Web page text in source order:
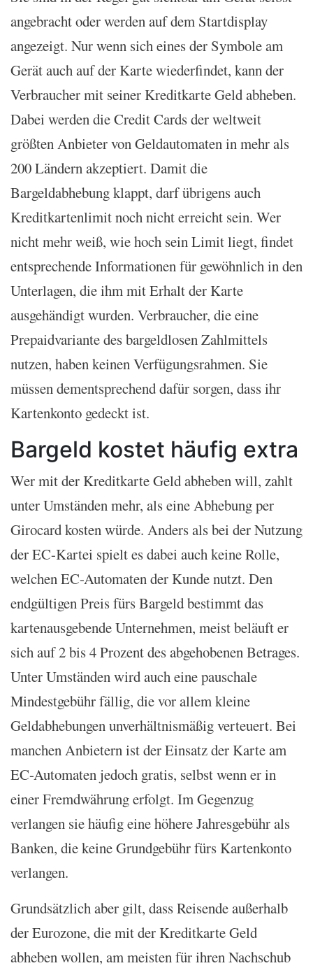
angebracht oder werden auf dem Startdisplay
angezeigt. Nur wenn sich eines der Symbole am
Gerät auch auf der Karte wiederfindet, kann der
Verbraucher mit seiner Kreditkarte Geld abheben.
Dabei werden die Credit Cards der weltweit
größten Anbieter von Geldautomaten in mehr als
200 Ländern akzeptiert. Damit die
Bargeldabhebung klappt, darf übrigens auch
Kreditkartenlimit noch nicht erreicht sein. Wer
nicht mehr weiß, wie hoch sein Limit liegt, findet
entsprechende Informationen für gewöhnlich in den
Unterlagen, die ihm mit Erhalt der Karte
ausgehändigt wurden. Verbraucher, die eine
Prepaidvariante des bargeldlosen Zahlmittels
nutzen, haben keinen Verfügungsrahmen. Sie
müssen dementsprechend dafür sorgen, dass ihr
Kartenkonto gedeckt ist.
Bargeld kostet häufig extra
Wer mit der Kreditkarte Geld abheben will, zahlt
unter Umständen mehr, als eine Abhebung per
Girocard kosten würde. Anders als bei der Nutzung
der EC-Kartei spielt es dabei auch keine Rolle,
welchen EC-Automaten der Kunde nutzt. Den
endgültigen Preis fürs Bargeld bestimmt das
kartenausgebende Unternehmen, meist beläuft er
sich auf 2 bis 4 Prozent des abgehobenen Betrages.
Unter Umständen wird auch eine pauschale
Mindestgebühr fällig, die vor allem kleine
Geldabhebungen unverhältnismäßig verteuert. Bei
manchen Anbietern ist der Einsatz der Karte am
EC-Automaten jedoch gratis, selbst wenn er in
einer Fremdwährung erfolgt. Im Gegenzug
verlangen sie häufig eine höhere Jahresgebühr als
Banken, die keine Grundgebühr fürs Kartenkonto
verlangen.
Grundsätzlich aber gilt, dass Reisende außerhalb
der Eurozone, die mit der Kreditkarte Geld
abheben wollen, am meisten für ihren Nachschub